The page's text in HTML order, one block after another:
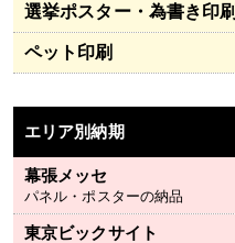
選挙ポスター・為書き印刷
ペット印刷
エリア別納期
幕張メッセ
パネル・ポスターの納品
東京ビックサイト